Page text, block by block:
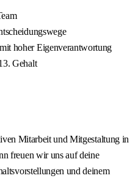
hoher Eigenverantwortung
Gehalt
Mitarbeit und Mitgestaltung in
freuen wir uns auf deine
und deinem